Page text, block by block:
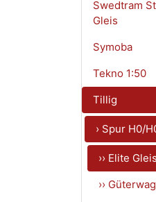
Swedtram
Gleis
Symoba
Tekno 1:50
Tillig
› Spur H0/
›› Elite
››